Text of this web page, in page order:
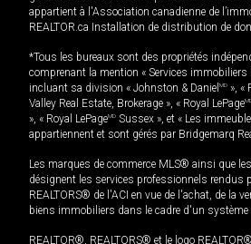
appartient à l'Association canadienne de
REALTOR.ca Installation de distribution de
*Tous les bureaux sont des propriétés
comprenant la mention « Services immobiliers
incluant sa division « Johnston & Daniel MD », «
Valley Real Estate, Brokerage », « Royal LePage
», « Royal LePageMD Sussex », et « Les
appartiennent et sont gérés par Bridgemarq
Les marques de commerce MLS® ainsi que
désignent les services professionnels rendus
REALTORS® de l'ACI en vue de l'achat, de la
biens immobiliers dans le cadre d'un système
REALTOR®, REALTORS® et le logo